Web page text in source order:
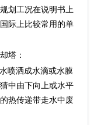
划工况在说明书上
际上比较常用的单
塔：
喷洒成水滴或水膜
中由下向上或水平
热传递带走水中废